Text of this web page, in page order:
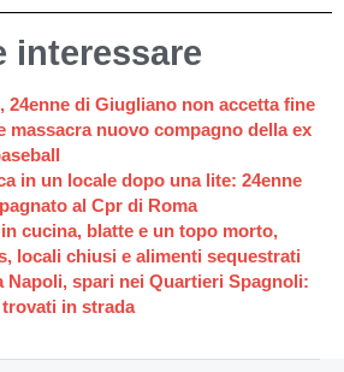
interessare
24enne di Giugliano non accetta fine
massacra nuovo compagno della ex
in un locale dopo una lite: 24enne
al Cpr di Roma
cucina, blatte e un topo morto,
locali chiusi e alimenti sequestrati
Napoli, spari nei Quartieri Spagnoli:
in strada